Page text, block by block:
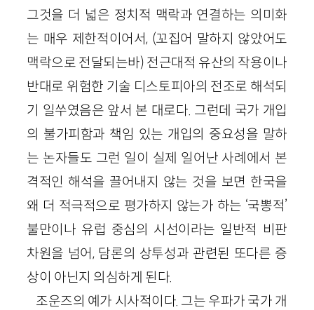
그것을 더 넓은 정치적 맥락과 연결하는 의미화
는 매우 제한적이어서, (꼬집어 말하지 않았어도
맥락으로 전달되는바) 전근대적 유산의 작용이나
반대로 위험한 기술 디스토피아의 전조로 해석되
기 일쑤였음은 앞서 본 대로다. 그런데 국가 개입
의 불가피함과 책임 있는 개입의 중요성을 말하
는 논자들도 그런 일이 실제 일어난 사례에서 본
격적인 해석을 끌어내지 않는 것을 보면 한국을
왜 더 적극적으로 평가하지 않는가 하는 ‘국뽕적’
불만이나 유럽 중심의 시선이라는 일반적 비판
차원을 넘어, 담론의 상투성과 관련된 또다른 증
상이 아닌지 의심하게 된다.
조운즈의 예가 시사적이다. 그는 우파가 국가 개